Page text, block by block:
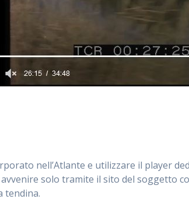
nell’Atlante e utilizzare il player
solo tramite il sito del soggetto
tendina.